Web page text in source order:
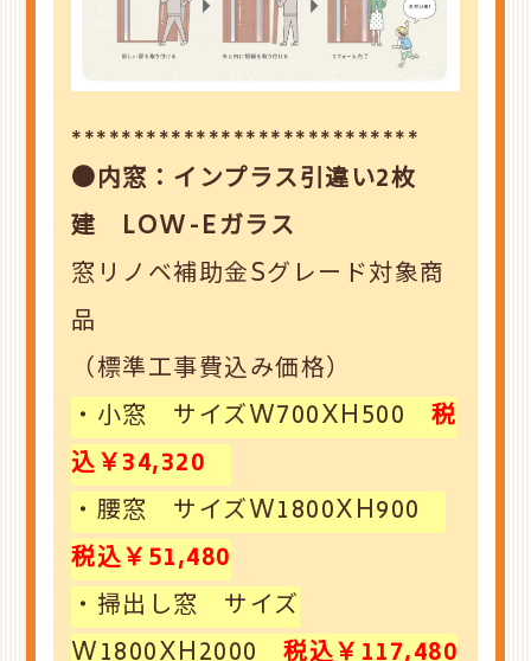
****************************
●内窓：インプラス引違い2枚
建 LOW-Eガラス
窓リノベ補助金Sグレード対象商
品
（標準工事費込み価格）
・小窓 サイズW700XH500 税
込￥34,320
・腰窓 サイズW1800XH900
税込￥51,480
・掃出し窓 サイズ